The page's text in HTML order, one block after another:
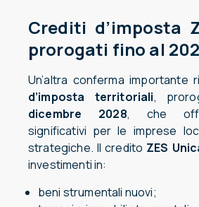
Crediti d’imposta
prorogati fino al
Un’altra conferma importante
d’imposta territoriali,
dicembre 2028, che
significativi per le imprese
strategiche. Il credito ZES
investimenti in:
beni strumentali nuovi;